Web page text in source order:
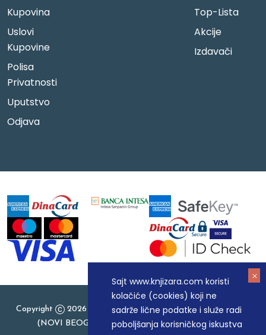
Sajt www.knjizara.com koristi
kolačiće (cookies) koji ne
sadrže lične podatke i služe radi
poboljšanja korisničkog iskustva
Kupovina
Uslovi
Kupovine
Polisa
Privatnosti
Uputstvo
Odjava
Top-Lista
Akcije
Izdavači
Copyright
2026 Knjizara.com - MAKART DOO BEOGRAD
(NOVI BEOGRAD), PIB: 105184104, MB: 20337524